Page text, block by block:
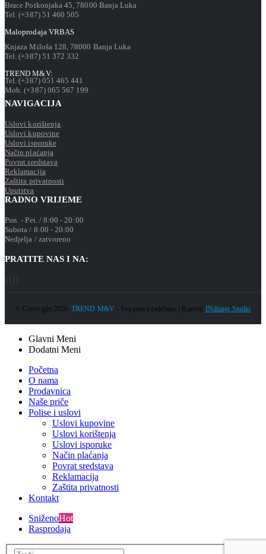
Brace Potkonjaka 45, 78000 Banja Luka
Tel. (+387) 51 460 505
Maloprodaja VRBAS
Knjaza Miloša 128, 78000 Banja Luka
Tel. (+387) 51 372 332
TREND M&V:
Tel. (+387) 051 465 441
Mob. (+387) 065 567 199
NAVIGACIJA
Uslovi korištenja
Uslovi kupovine
Uslovi isporuke
Način plaćanja
Povrat sredstava
Reklamacija
Zaštita privatnosti
Uputstva
RADNO VRIJEME
Pon. - Pet. / 8:00 - 20:00
Subota / 8:00 - 20:00
Nedjelja / zatvoreno
PRATITE NAS I NA:
© Copyright 2026.TREND M&V- Sva prava zadržana. | Razvio: INdizajn Studio
Glavni Meni
Dodatni Meni
Početna
O nama
Prodavnica
Naše priče
Polise i uslovi
Uslovi kupovine
Uslovi korištenja
Uslovi isporuke
Način plaćanja
Povrat sredstava
Reklamacija
Zaštita privatnosti
Kontakt
SniženoHot
Rasprodaja